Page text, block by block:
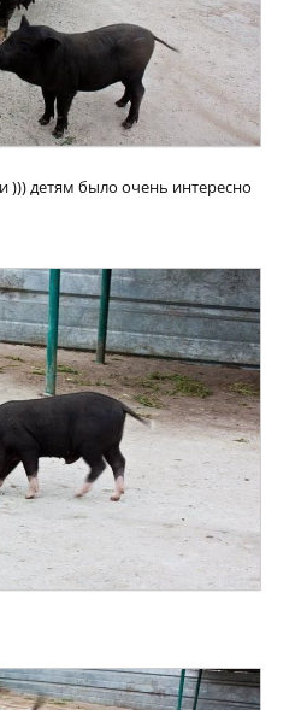
))) детям было очень интересно